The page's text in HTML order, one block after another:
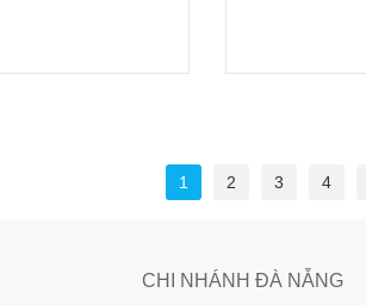
1 2 3 4
CHI NHÁNH ĐÀ NẴNG